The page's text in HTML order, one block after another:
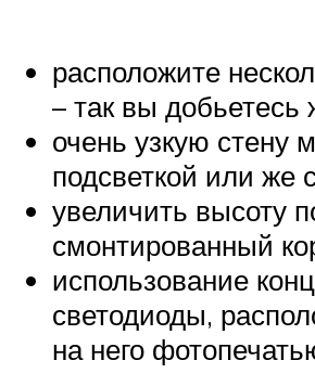
расположите
– так вы
очень узкую стену
подсветкой или же
увеличить высоту
смонтированный
использование
светодиоды,
на него